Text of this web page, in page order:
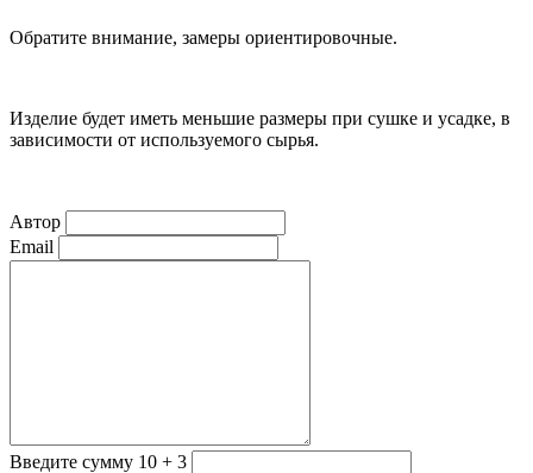
Обратите внимание, замеры ориентировочные.
Изделие будет иметь меньшие размеры при сушке и усадке, в
зависимости от используемого сырья.
Автор
Email
Введите сумму 10 + 3